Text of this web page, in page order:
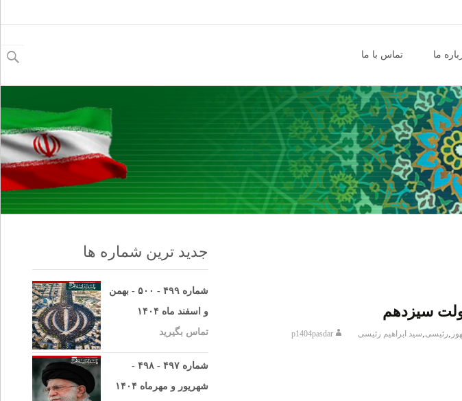
ما تماس با ما
برای:
سیزدهم
,رئیسی,سید ابراهیم رئیسی p1404pasdar
جدید ترین شماره ها
شماره ۴۹۹ - ۵۰۰ - بهمن
و اسفند ماه ۱۴۰۴
تماس بگیرید
شماره ۴۹۷ - ۴۹۸ -
شهریور و مهرماه ۱۴۰۴